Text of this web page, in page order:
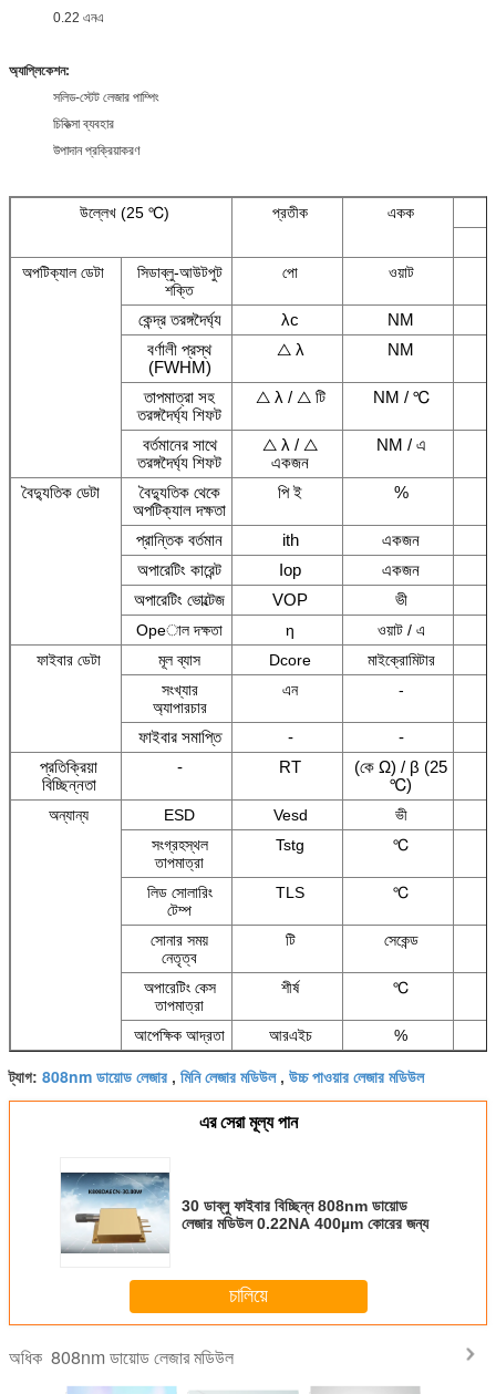
0.22 এনএ
অ্যাপ্লিকেশন:
সলিড-স্টেট লেজার পাম্পিং
চিকিত্সা ব্যবহার
উপাদান প্রক্রিয়াকরণ
উল্লেখ (25 ℃) প্রতীক
একক
অপটিক্যাল ডেটা
সিডাব্লু-আউটপুট
শক্তি
পো ওয়াট
কেন্দ্র তরঙ্গদৈর্ঘ্য λc
NM
বর্ণালী প্রস্থ
(FWHM)
△ λ NM
তাপমাত্রা সহ
তরঙ্গদৈর্ঘ্য শিফট
△ λ / △ টি NM / ℃
বর্তমানের সাথে
তরঙ্গদৈর্ঘ্য শিফট
△ λ / △
একজন
NM / এ
বৈদ্যুতিক ডেটা
বৈদ্যুতিক থেকে
অপটিক্যাল দক্ষতা
পি ই %
প্রান্তিক বর্তমান ith
একজন
অপারেটিং কারেন্ট
Iop
একজন
অপারেটিং ভোল্টেজ
VOP ভী
Opeাল দক্ষতা η
ওয়াট / এ
ফাইবার ডেটা
মূল ব্যাস Dcore
মাইক্রোমিটার
সংখ্যার
অ্যাপারচার
এন -
ফাইবার সমাপ্তি -
-
প্রতিক্রিয়া
বিচ্ছিন্নতা
- RT
(কে Ω) / β (25
℃)
অন্যান্য ESD Vesd
ভী
সংগ্রহস্থল
তাপমাত্রা
Tstg ℃
লিড সোলারিং
টেম্প
TLS ℃
সোনার সময়
নেতৃত্ব
টি সেকেন্ড
অপারেটিং কেস
তাপমাত্রা
শীর্ষ ℃
আপেক্ষিক আদ্রতা আরএইচ %
ট্যাগ: 808nm ডায়োড লেজার , মিনি লেজার মডিউল, উচ্চ পাওয়ার লেজার মডিউল
এর সেরা মূল্য পান
30 ডাব্লু ফাইবার বিচ্ছিন্ন 808nm ডায়োড
লেজার মডিউল 0.22NA 400µm কোরের জন্য
চালিয়ে
অধিক 808nm ডায়োড লেজার মডিউল